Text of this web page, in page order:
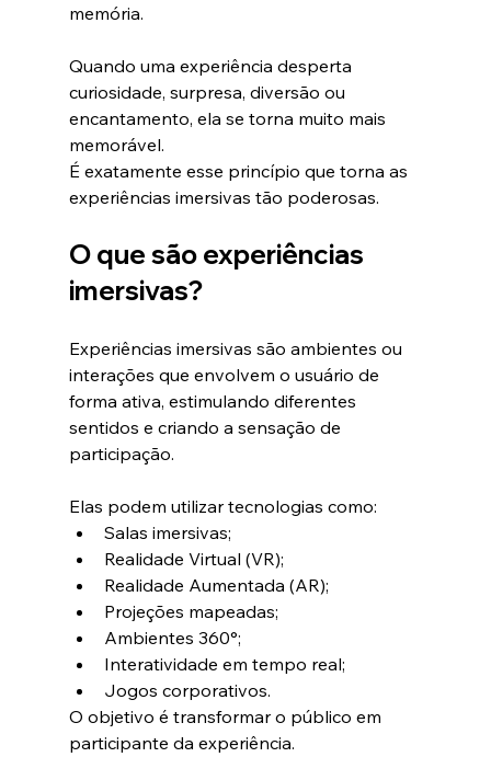
memória.
Quando uma experiência desperta
curiosidade, surpresa, diversão ou
encantamento, ela se torna muito mais
memorável.
É exatamente esse princípio que torna as
experiências imersivas tão poderosas.
O que são experiências
imersivas?
Experiências imersivas são ambientes ou
interações que envolvem o usuário de
forma ativa, estimulando diferentes
sentidos e criando a sensação de
participação.
Elas podem utilizar tecnologias como:
Salas imersivas;
Realidade Virtual (VR);
Realidade Aumentada (AR);
Projeções mapeadas;
Ambientes 360°;
Interatividade em tempo real;
Jogos corporativos.
O objetivo é transformar o público em
participante da experiência.